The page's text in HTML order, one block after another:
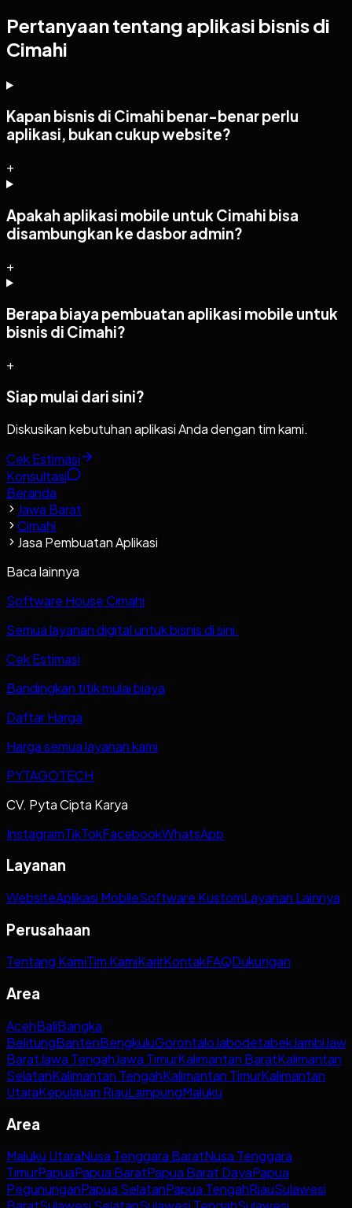
Pertanyaan tentang aplikasi bisnis di
Cimahi
Kapan bisnis di Cimahi benar-benar perlu
aplikasi, bukan cukup website?
+
Apakah aplikasi mobile untuk Cimahi bisa
disambungkan ke dasbor admin?
+
Berapa biaya pembuatan aplikasi mobile untuk
bisnis di Cimahi?
+
Siap mulai dari sini?
Diskusikan kebutuhan aplikasi Anda dengan tim kami.
Cek Estimasi
Konsultasi
Beranda
Jawa Barat
Cimahi
Jasa Pembuatan Aplikasi
Baca lainnya
Software House Cimahi
Semua layanan digital untuk bisnis di sini.
Cek Estimasi
Bandingkan titik mulai biaya
Daftar Harga
Harga semua layanan kami
PYTAGOTECH
CV. Pyta Cipta Karya
InstagramTikTokFacebookWhatsApp
Layanan
WebsiteAplikasi MobileSoftware KustomLayanan Lainnya
Perusahaan
Tentang KamiTim KamiKarirKontakFAQDukungan
Area
AcehBaliBangka
BelitungBantenBengkuluGorontaloJabodetabekJambi
BaratJawa TengahJawa TimurKalimantan BaratKalimantan
SelatanKalimantan TengahKalimantan TimurKalimantan
UtaraKepulauan RiauLampungMaluku
Area
Maluku UtaraNusa Tenggara BaratNusa Tenggara
TimurPapuaPapua BaratPapua Barat DayaPapua
PegununganPapua SelatanPapua TengahRiauSulawesi